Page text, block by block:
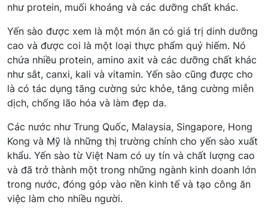
như protein, muối khoáng và các dưỡng chất khác.
Yến sào được xem là một món ăn có giá trị dinh dưỡng
cao và được coi là một loại thực phẩm quý hiếm. Nó
chứa nhiều protein, amino axit và các dưỡng chất khác
như sắt, canxi, kali và vitamin. Yến sào cũng được cho
là có tác dụng tăng cường sức khỏe, tăng cường miễn
dịch, chống lão hóa và làm đẹp da.
Các nước như Trung Quốc, Malaysia, Singapore, Hong
Kong và Mỹ là những thị trường chính cho yến sào xuất
khẩu. Yến sào từ Việt Nam có uy tín và chất lượng cao
và đã trở thành một trong những ngành kinh doanh lớn
trong nước, đóng góp vào nền kinh tế và tạo công ăn
việc làm cho nhiều người.